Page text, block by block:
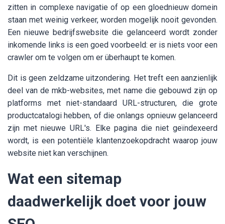
zitten in complexe navigatie of op een gloednieuw domein
staan met weinig verkeer, worden mogelijk nooit gevonden.
Een nieuwe bedrijfswebsite die gelanceerd wordt zonder
inkomende links is een goed voorbeeld: er is niets voor een
crawler om te volgen om er überhaupt te komen.
Dit is geen zeldzame uitzondering. Het treft een aanzienlijk
deel van de mkb-websites, met name die gebouwd zijn op
platforms met niet-standaard URL-structuren, die grote
productcatalogi hebben, of die onlangs opnieuw gelanceerd
zijn met nieuwe URL's. Elke pagina die niet geïndexeerd
wordt, is een potentiële klantenzoekopdracht waarop jouw
website niet kan verschijnen.
Wat een sitemap
daadwerkelijk doet voor jouw